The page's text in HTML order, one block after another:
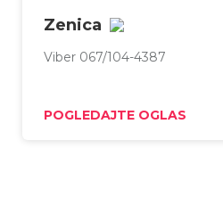
Zenica
Viber 067/104-4387
POGLEDAJTE OGLAS